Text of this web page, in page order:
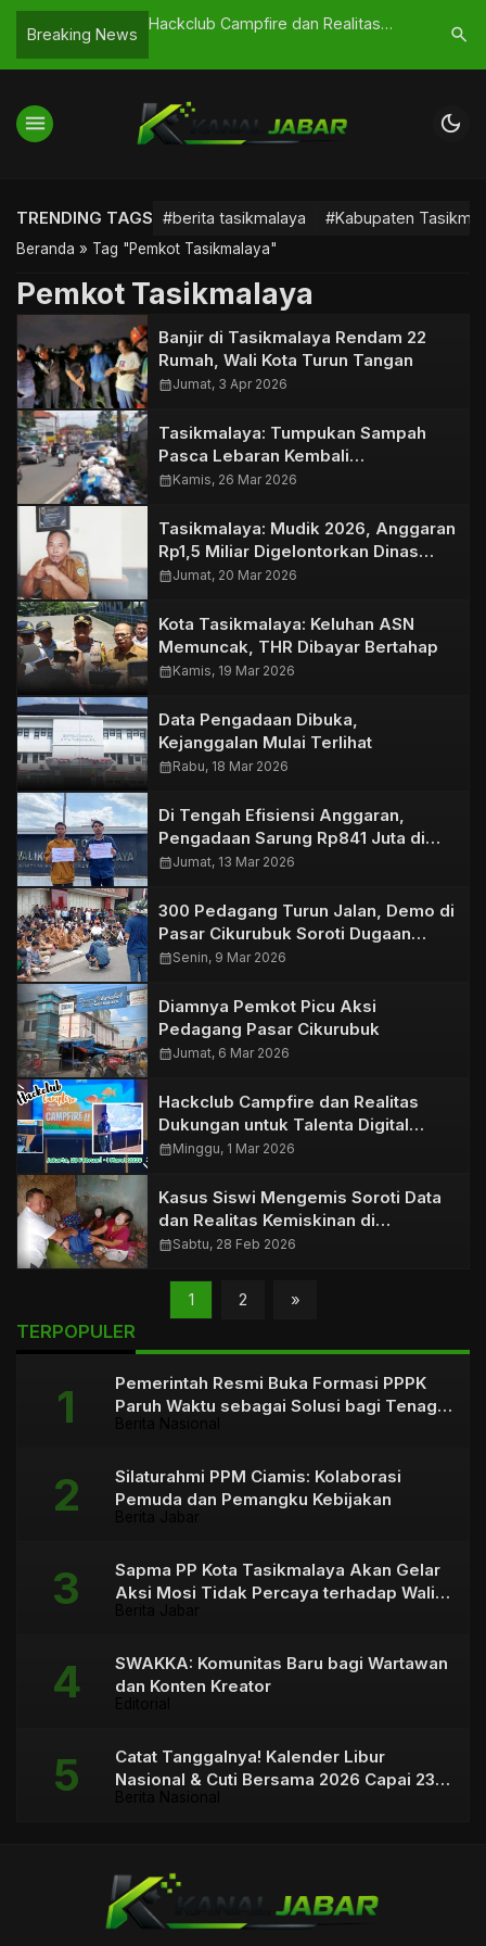
Breaking News
Series 2026
Hackclub Campfire dan Realitas
Tasikmalaya
Wisuda
search
menu dark_mode
TRENDING TAGS #berita tasikmalaya #Kabupaten
Beranda » Tag "Pemkot Tasikmalaya"
Pemkot Tasikmalaya
Banjir di Tasikmalaya Rendam 22
Rumah, Wali Kota Turun Tangan
calendar_monthJumat, 3 Apr 2026
Tasikmalaya: Tumpukan Sampah
Pasca Lebaran Kembali
Menggunung
calendar_monthKamis, 26 Mar 2026
Tasikmalaya: Mudik 2026, Anggaran
Rp1,5 Miliar Digelontorkan Dinas
PUTR
calendar_monthJumat, 20 Mar 2026
Kota Tasikmalaya: Keluhan ASN
Memuncak, THR Dibayar Bertahap
calendar_monthKamis, 19 Mar 2026
Data Pengadaan Dibuka,
Kejanggalan Mulai Terlihat
calendar_monthRabu, 18 Mar 2026
Di Tengah Efisiensi Anggaran,
Pengadaan Sarung Rp841 Juta di
Tasikmalaya Dipertanyakan
calendar_monthJumat, 13 Mar 2026
300 Pedagang Turun Jalan, Demo di
Pasar Cikurubuk Soroti Dugaan
Pelanggaran Izin
calendar_monthSenin, 9 Mar 2026
Diamnya Pemkot Picu Aksi
Pedagang Pasar Cikurubuk
calendar_monthJumat, 6 Mar 2026
Hackclub Campfire dan Realitas
Dukungan untuk Talenta Digital
Tasikmalaya
calendar_monthMinggu, 1 Mar 2026
Kasus Siswi Mengemis Soroti Data
dan Realitas Kemiskinan di
Tasikmalaya
calendar_monthSabtu, 28 Feb 2026
1 2 »
TERPOPULER
Pemerintah Resmi Buka Formasi PPPK
Paruh Waktu sebagai Solusi bagi Tenaga
Silaturahmi PPM Ciamis: Kolaborasi
Pemuda dan Pemangku Kebijakan
Sapma PP Kota Tasikmalaya Akan Gelar
Aksi Mosi Tidak Percaya terhadap Wali
SWAKKA: Komunitas Baru bagi Wartawan
dan Konten Kreator
Catat Tanggalnya! Kalender Libur
Nasional & Cuti Bersama 2026 Capai 23